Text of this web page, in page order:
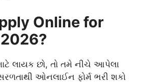
Online for
લાયક છો, તો તમે નીચે આપેલા
ઓનલાઈન ફોર્મ ભરી શકો